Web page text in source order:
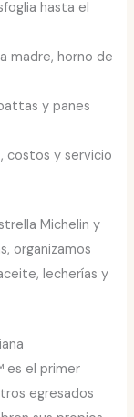
hasta el
madre, horno de
y panes
costos y servicio
Michelin y
organizamos
lecherías y
es el primer
egresados